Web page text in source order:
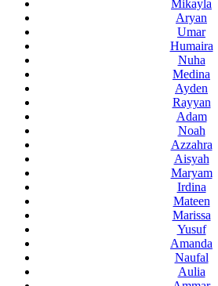
Mikayla
Aryan
Umar
Humaira
Nuha
Medina
Ayden
Rayyan
Adam
Noah
Azzahra
Aisyah
Maryam
Irdina
Mateen
Marissa
Yusuf
Amanda
Naufal
Aulia